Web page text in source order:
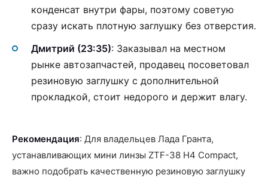
конденсат внутри фары, поэтому советую
сразу искать плотную заглушку без отверстия.
Дмитрий (23:35): Заказывал на местном
рынке автозапчастей, продавец посоветовал
резиновую заглушку с дополнительной
прокладкой, стоит недорого и держит влагу.
Рекомендация: Для владельцев Лада Гранта,
устанавливающих мини линзы ZTF-38 H4 Compact,
важно подобрать качественную резиновую заглушку